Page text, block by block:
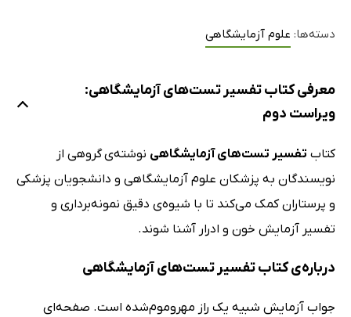
دسته‌ها: علوم آزمایشگاهی
معرفی کتاب تفسیر تست‌های آزمایشگاهی:
ویراست دوم
کتاب تفسیر تست‌های آزمایشگاهی نوشته‌یگروهی از
نویسندگان به پزشکان علوم آزمایشگاهی و دانشجویان پزشکی
و پرستاران کمک می‌کند تا با شیوه‌ی دقیق نمونه‌برداری و
تفسیر آزمایش خون و ادرار آشنا شوند.
درباره‌ی کتاب تفسیر تست‌های آزمایشگاهی
جواب آزمایش شبیه یک راز مهروموم‌شده است. صفحه‌ای